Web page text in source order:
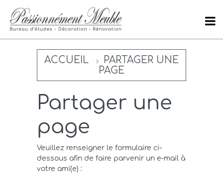
ACCUEIL
PARTAGER UNE
PAGE
Partager une
page
Veuillez renseigner le formulaire ci-
dessous afin de faire parvenir un e-mail à
votre ami(e) :